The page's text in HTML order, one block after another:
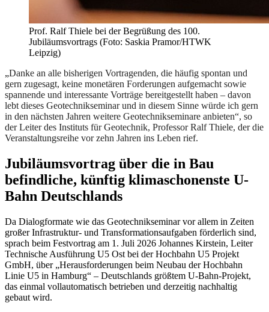
Prof. Ralf Thiele bei der Begrüßung des 100.
Jubiläumsvortrags (Foto: Saskia Pramor/HTWK
Leipzig)
„Danke an alle bisherigen Vortragenden, die häufig spontan und
gern zugesagt, keine monetären Forderungen aufgemacht sowie
spannende und interessante Vorträge bereitgestellt haben – davon
lebt dieses Geotechnikseminar und in diesem Sinne würde ich gern
in den nächsten Jahren weitere Geotechnikseminare anbieten“, so
der Leiter des Instituts für Geotechnik, Professor Ralf Thiele, der die
Veranstaltungsreihe vor zehn Jahren ins Leben rief.
Jubiläumsvortrag über die in Bau
befindliche, künftig klimaschonenste U-
Bahn Deutschlands
Da Dialogformate wie das Geotechnikseminar vor allem in Zeiten
großer Infrastruktur- und Transformationsaufgaben förderlich sind,
sprach beim Festvortrag am 1. Juli 2026 Johannes Kirstein, Leiter
Technische Ausführung U5 Ost bei der Hochbahn U5 Projekt
GmbH, über „Herausforderungen beim Neubau der Hochbahn
Linie U5 in Hamburg“ – Deutschlands größtem U-Bahn-Projekt,
das einmal vollautomatisch betrieben und derzeitig nachhaltig
gebaut wird.